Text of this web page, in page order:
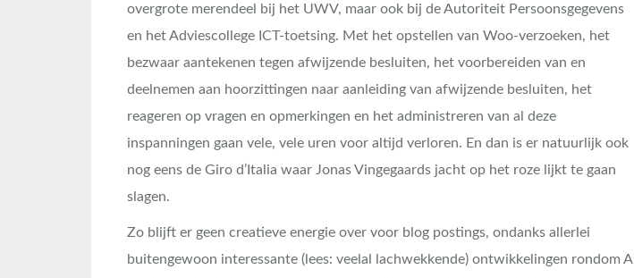
overgrote merendeel bij het UWV, maar ook bij de Autoriteit Persoonsgegevens
en het Adviescollege ICT-toetsing. Met het opstellen van Woo-verzoeken, het
bezwaar aantekenen tegen afwijzende besluiten, het voorbereiden van en
deelnemen aan hoorzittingen naar aanleiding van afwijzende besluiten, het
reageren op vragen en opmerkingen en het administreren van al deze
inspanningen gaan vele, vele uren voor altijd verloren. En dan is er natuurlijk ook
nog eens de Giro d’Italia waar Jonas Vingegaards jacht op het roze lijkt te gaan
slagen.
Zo blijft er geen creatieve energie over voor blog postings, ondanks allerlei
buitengewoon interessante (lees: veelal lachwekkende) ontwikkelingen rondom AI